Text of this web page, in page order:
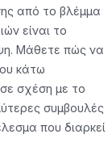
από το βλέμμα
είναι το
Μάθετε πώς να
κάτω
σχέση με το
συμβουλές
που διαρκεί